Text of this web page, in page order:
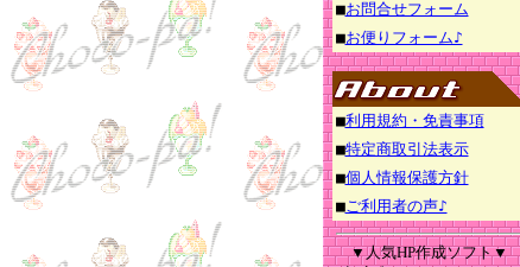
■お問合せフォーム
■お便りフォーム♪
■利用規約・免責事項
■特定商取引法表示
■個人情報保護方針
■ご利用者の声♪
▼人気HP作成ソフト▼